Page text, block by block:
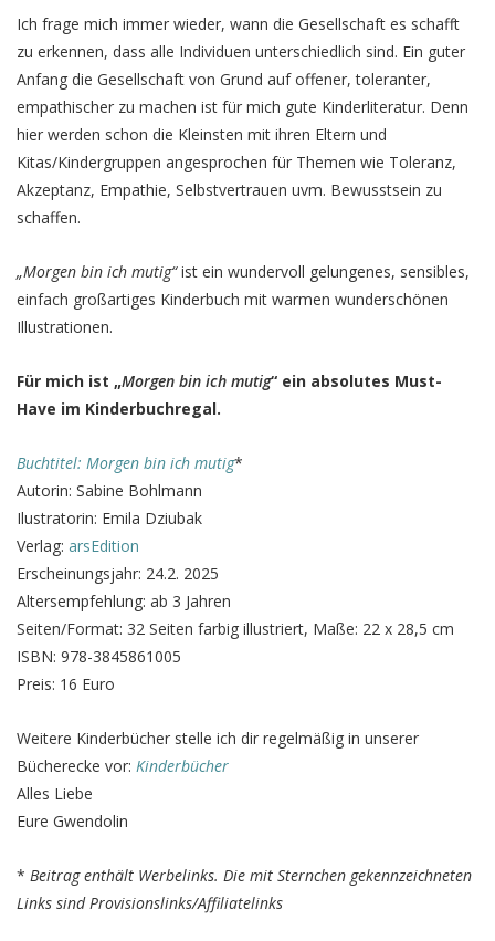
Ich frage mich immer wieder, wann die Gesellschaft es schafft
zu erkennen, dass alle Individuen unterschiedlich sind. Ein guter
Anfang die Gesellschaft von Grund auf offener, toleranter,
empathischer zu machen ist für mich gute Kinderliteratur. Denn
hier werden schon die Kleinsten mit ihren Eltern und
Kitas/Kindergruppen angesprochen für Themen wie Toleranz,
Akzeptanz, Empathie, Selbstvertrauen uvm. Bewusstsein zu
schaffen.
„Morgen bin ich mutig“ist ein wundervoll gelungenes, sensibles,
einfach großartiges Kinderbuch mit warmen wunderschönen
Illustrationen.
Für mich ist „Morgen bin ich mutig“ ein absolutes Must-
Have im Kinderbuchregal.
Buchtitel: Morgen bin ich mutig*
Autorin: Sabine Bohlmann
Ilustratorin: Emila Dziubak
Verlag: arsEdition
Erscheinungsjahr: 24.2. 2025
Altersempfehlung: ab 3 Jahren
Seiten/Format: 32 Seiten farbig illustriert, Maße: 22 x 28,5 cm
ISBN: 978-3845861005
Preis: 16 Euro
Weitere Kinderbücher stelle ich dir regelmäßig in unserer
Bücherecke vor: Kinderbücher
Alles Liebe
Eure Gwendolin
* Beitrag enthält Werbelinks. Die mit Sternchen gekennzeichneten
Links sind Provisionslinks/Affiliatelinks